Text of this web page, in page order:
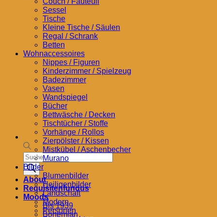
Products
search
About
Requisitenfundus
Moods
Bis 1939
Bohemian
Sessel
Tische
Kleine Tische / Säulen
Regal / Schrank
Betten
Wohnaccessoires
Nippes / Figuren
Kinderzimmer / Spielzeug
Badezimmer
Vasen
Wandspiegel
Bücher
Bettwäsche / Decken
Tischtücher / Stoffe
Vorhänge / Rollos
Zierpölster / Kissen
Mistkübel / Aschenbecher
Murano
Bilder
Blumenbilder
Heiligenbilder
Landschaft
Modern
Personen